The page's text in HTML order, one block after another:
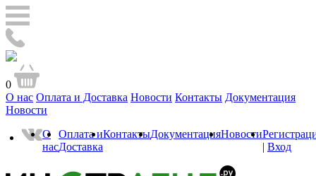
0
О нас Оплата и Доставка Новости Контакты Документация
Новости
О
нас
Оплата и
Доставка
КонтактыДокументацияНовости
| Вход